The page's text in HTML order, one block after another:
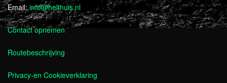
Email:info@helthuis.nl
Contact opnemen
Routebeschrijving
Privacy-en Cookieverklaring